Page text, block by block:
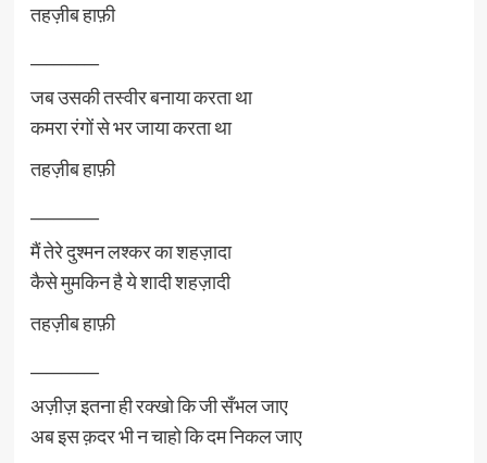
तहज़ीब हाफ़ी
जब उसकी तस्वीर बनाया करता था
कमरा रंगों से भर जाया करता था
तहज़ीब हाफ़ी
मैं तेरे दुश्मन लश्कर का शहज़ादा
कैसे मुमकिन है ये शादी शहज़ादी
तहज़ीब हाफ़ी
अज़ीज़ इतना ही रक्खो कि जी सँभल जाए
अब इस क़दर भी न चाहो कि दम निकल जाए